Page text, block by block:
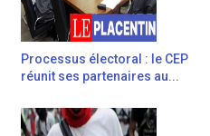
Processus électoral : le CEP
réunit ses partenaires au...